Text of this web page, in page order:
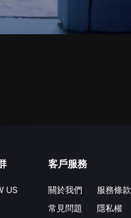
US
客戶服務
關於我們
常見問題
服務條款
隱私權